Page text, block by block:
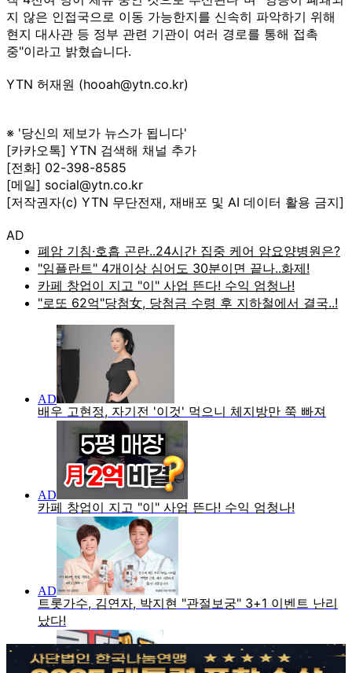
지 않은 인접국으로 이동 가능한지를 신속히 파악하기 위해
현지 대사관 등 정부 관련 기관이 여러 경로를 통해 접촉
중"이라고 밝혔습니다.
YTN 허재원 (hooah@ytn.co.kr)
※ '당신의 제보가 뉴스가 됩니다'
[카카오톡] YTN 검색해 채널 추가
[전화] 02-398-8585
[메일] social@ytn.co.kr
[저작권자(c) YTN 무단전재, 재배포 및 AI 데이터 활용 금지]
AD